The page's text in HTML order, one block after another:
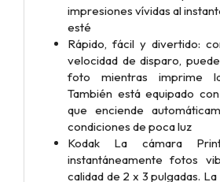
impresiones vívidas al
esté
Rápido, fácil y divertido:
velocidad de disparo,
foto mientras imprime
También está equipado
que enciende
condiciones de poca luz
Kodak La cámara
instantáneamente fotos
calidad de 2 x 3 pulgadas.